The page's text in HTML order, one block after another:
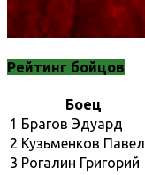
Рейтинг бойцов
Боец
1 Брагов Эдуард
2 Кузьменков Павел
3 Рогалин Григорий